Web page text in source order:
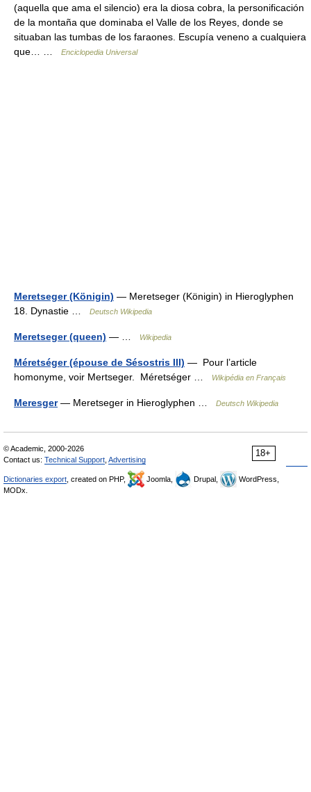
(aquella que ama el silencio) era la diosa cobra, la personificación
de la montaña que dominaba el Valle de los Reyes, donde se
situaban las tumbas de los faraones. Escupía veneno a cualquiera
que… …
Enciclopedia Universal
Meretseger (Königin) — Meretseger (Königin) in Hieroglyphen
18. Dynastie …
Deutsch Wikipedia
Meretseger (queen) — … Wikipedia
Méretséger (épouse de Sésostris III) — Pour l’article
homonyme, voir Mertseger. Méretséger …
Wikipédia en Français
Meresger— Meretseger in Hieroglyphen … Deutsch Wikipedia
18+
© Academic, 2000-2026
Contact us: Technical Support Advertising
Dictionaries export , created on PHP, Joomla, Drupal,
WordPress,
MODx.